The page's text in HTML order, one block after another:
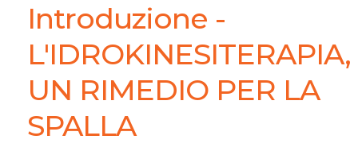
Introduzione -
L'IDROKINESITERAPIA,
UN RIMEDIO PER LA
SPALLA